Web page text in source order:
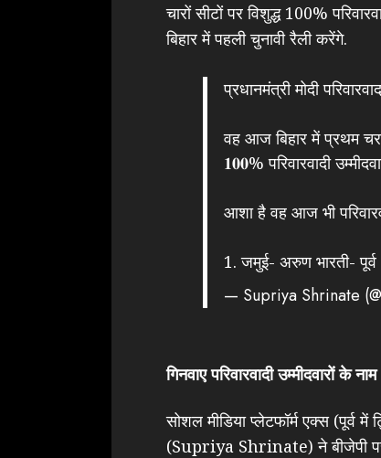
चारों सीटों पर विशुद्ध 100%
बिहार में पहली चुनावी रैली करेंगे.
प्रधानमंत्री मोदी
वह आज बिहार में प्रथम
𝟏𝟎𝟎% परिवारवादी
आशा है वह आज भी
1. जमुई- अरुण भारती-
— Supriya Shrinate
गिनवाए परिवारवादी उम्मीदवारों के नाम
सोशल मीडिया प्लेटफॉर्म एक्स (पूर्व
(Supriya Shrinate) ने बीजेपी पर